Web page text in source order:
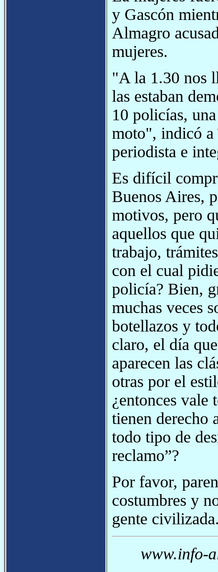
y Gascón
Almagro
mujeres.
"A la 1.30 nos
las estaban
10 policías,
moto", indicó a
periodista e
Es difícil
Buenos Aires,
motivos, pero
aquellos que
trabajo,
con el cual
policía? Bien,
muchas veces
botellazos y
claro, el día
aparecen las
otras por el
¿entonces vale
tienen derecho
todo tipo de
reclamo”?
Por favor,
costumbres y
gente
www.info-